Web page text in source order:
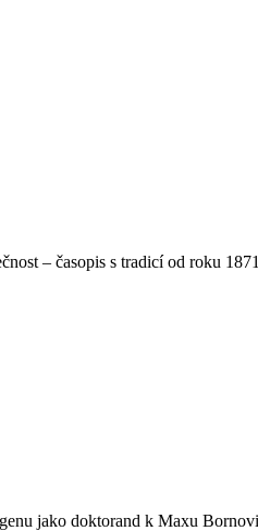
– časopis s tradicí od roku 1871
jako doktorand k Maxu